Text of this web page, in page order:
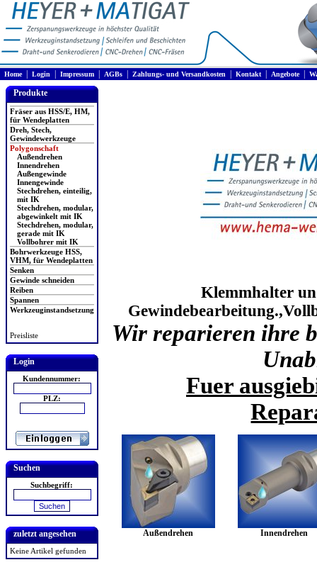
Home| Login Impressum AGBs Zahlungs- und Versandkosten Kontakt| Angebote|
Produkte
Fräser aus HSS/E, HM,
für Wendeplatten
Dreh, Stech,
Gewindewerkzeuge
Polygonschaft
Außendrehen
Innendrehen
Außengewinde
Innengewinde
Stechdrehen, einteilig,
mit IK
Stechdrehen, modular,
abgewinkelt mit IK
Stechdrehen, modular,
gerade mit IK
Vollbohrer mit IK
Bohrwerkzeuge HSS,
VHM, für Wendeplatten
Senken
Gewinde schneiden
Reiben
Spannen
Werkzeuginstandsetzung
Preisliste
Login
Kundennummer:
PLZ:
Suchen
Suchbegriff:
zuletzt angesehen
Keine Artikel gefunden
Klemmhalter
Wir reparieren ihre
Fuer
Außendrehen Innendrehen